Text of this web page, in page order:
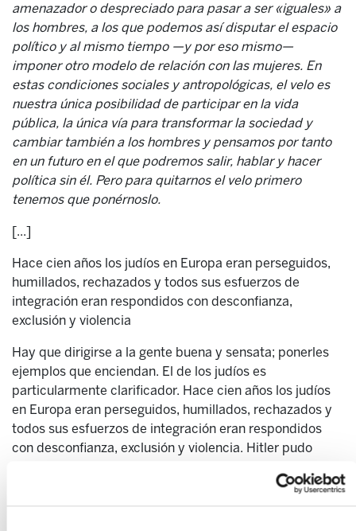
amenazador o despreciado para pasar a ser «iguales» a
los hombres, a los que podemos así disputar el espacio
político y al mismo tiempo —y por eso mismo—
imponer otro modelo de relación con las mujeres. En
estas condiciones sociales y antropológicas, el velo es
nuestra única posibilidad de participar en la vida
pública, la única vía para transformar la sociedad y
cambiar también a los hombres y pensamos por tanto
en un futuro en el que podremos salir, hablar y hacer
política sin él. Pero para quitarnos el velo primero
tenemos que ponérnoslo.
[...]
Hace cien años los judíos en Europa eran perseguidos,
humillados, rechazados y todos sus esfuerzos de
integración eran respondidos con desconfianza,
exclusión y violencia
Hay que dirigirse a la gente buena y sensata; ponerles
ejemplos que enciendan. El de los judíos es
particularmente clarificador. Hace cien años los judíos
en Europa eran perseguidos, humillados, rechazados y
todos sus esfuerzos de integración eran respondidos
con desconfianza, exclusión y violencia. Hitler pudo
población europea, gente buena y sensata, nunca había
considerado compatriotas a los judíos y permitió o